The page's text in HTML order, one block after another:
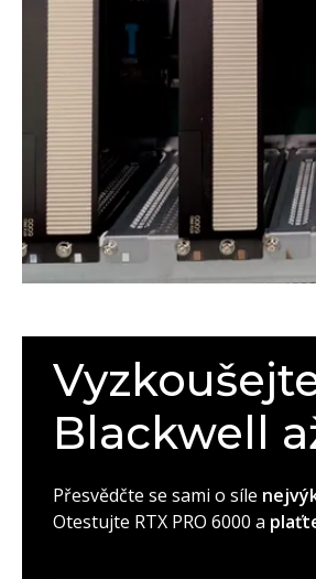
Blackwell
Přesvědčte se sami o síle
Otestujte RTX PRO 6000 a